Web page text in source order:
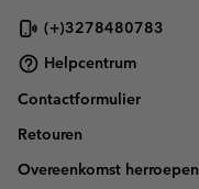
(+)3278480783
Helpcentrum
Contactformulier
Retouren
Overeenkomst herroepen